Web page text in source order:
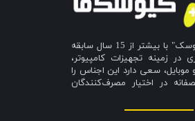
فروشگاه "کیوسک" با بیشتر از 15 سال سابقه
زمینه تجهیزات کامپیوتر،
موبایل، سعی دارد این اجناس را
در اختیار مصرف‌کنندگان